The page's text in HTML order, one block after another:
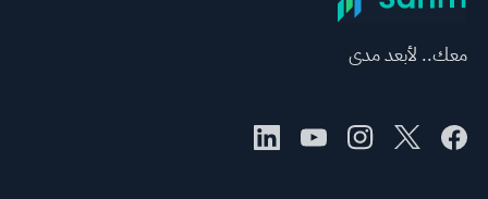
معك.. لأبعد مدى